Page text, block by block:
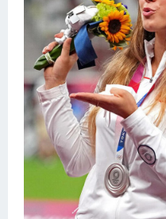
КатегорииФото
Еще картинки...
Футбол
Баскетбол
Хоккей
Велогонки
Конькобежный спорт